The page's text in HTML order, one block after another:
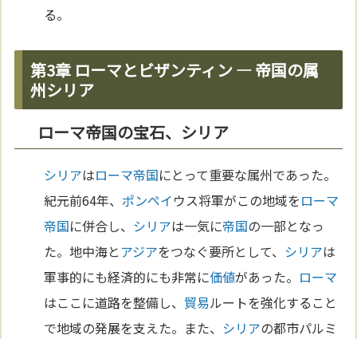
る。
第3章 ローマとビザンティン ― 帝国の属
州シリア
ローマ帝国の宝石、シリア
シリアはローマ帝国にとって重要な属州であった。
紀元前64年、 ポンペイウス将軍がこの地域をローマ
帝国に併合し、 シリアは一気に帝国の一部となっ
た。地中海とアジアをつなぐ要所として、 シリアは
軍事的にも経済的にも非常に価値があった。 ローマ
はここに道路を整備し、貿易ルートを強化すること
で地域の発展を支えた。また、 シリアの都市パルミ